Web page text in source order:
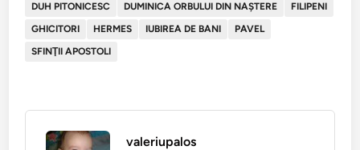
DUH PITONICESC
DUMINICA ORBULUI DIN NAŞTERE
FILIPENI
GHICITORI
HERMES IUBIREA DE BANI
PAVEL
SFINŢII APOSTOLI
valeriupalos